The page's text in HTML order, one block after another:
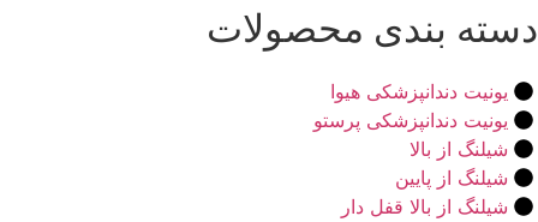
دسته بندی محصولات
یونیت دندانپزشکی هیوا
یونیت دندانپزشکی پرستو
شیلنگ از بالا
شیلنگ از پایین
شیلنگ از بالا قفل دار